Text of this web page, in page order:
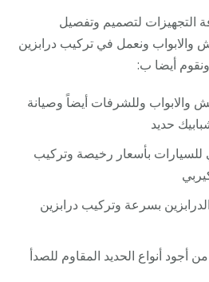
التجهيزات لتصميم وتفصيل
والابواب ونعمل في تركيب درابزين
ونقوم أيضا ب:
والابواب وللشرفات أيضاً وصيانة
حديد
بأسعار رخيصة وتركيب
بسرعة وتركيب درابزين
أجود أنواع الحديد المقاوم للصدأ